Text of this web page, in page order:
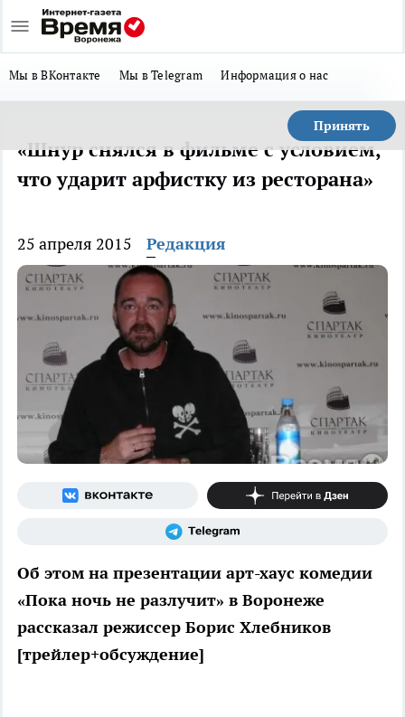
Мы в ВКонтакте Мы в Telegram Информация о нас
Принять
«Шнур снялся в фильме с условием,
что ударит арфистку из ресторана»
25 апреля 2015 Редакция
Об этом на презентации арт-хаус комедии
«Пока ночь не разлучит» в Воронеже
рассказал режиссер Борис Хлебников
[трейлер+обсуждение]